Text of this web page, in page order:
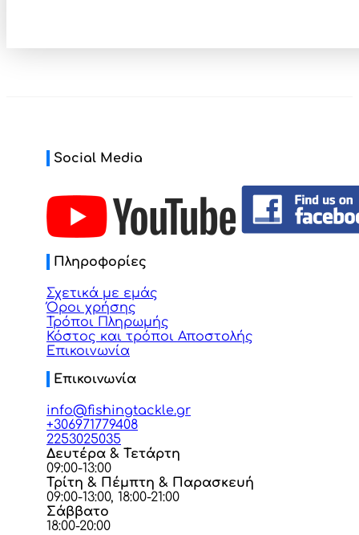
Social Media
Πληροφορίες
Σχετικά με εμάς
Όροι χρήσης
Τρόποι Πληρωμής
Κόστος και τρόποι Αποστολής
Επικοινωνία
Επικοινωνία
info@fishingtackle.gr
+306971779408
2253025035
Δευτέρα & Τετάρτη
09:00-13:00
Τρίτη & Πέμπτη & Παρασκευή
09:00-13:00, 18:00-21:00
Σάββατο
18:00-20:00